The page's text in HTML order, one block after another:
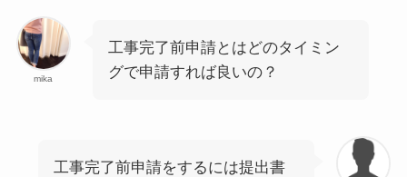
mika
工事完了前申請とはどのタイミン
グで申請すれば良いの？
工事完了前申請をするには提出書